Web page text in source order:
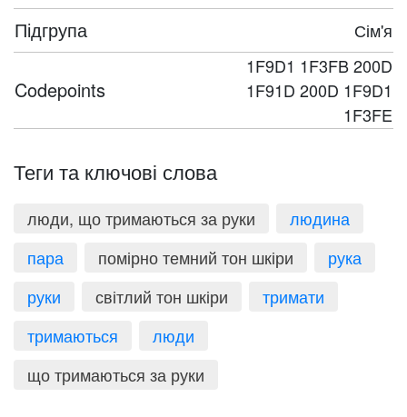
Підгрупа Сім'я
Codepoints
1F9D1 1F3FB 200D
1F91D 200D 1F9D1
1F3FE
Теги та ключові слова
люди, що тримаються за руки
людина
пара
помірно темний тон шкіри
рука
руки
світлий тон шкіри
тримати
тримаються
люди
що тримаються за руки